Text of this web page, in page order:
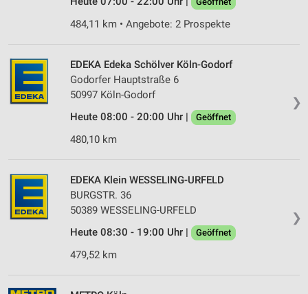
484,11 km • Angebote: 2 Prospekte
❯
EDEKA Edeka Schölver Köln-Godorf
Godorfer Hauptstraße 6
50997 Köln-Godorf
Heute 08:00 - 20:00 Uhr |
Geöffnet
480,10 km
❯
EDEKA Klein WESSELING-URFELD
BURGSTR. 36
50389 WESSELING-URFELD
Heute 08:30 - 19:00 Uhr |
Geöffnet
479,52 km